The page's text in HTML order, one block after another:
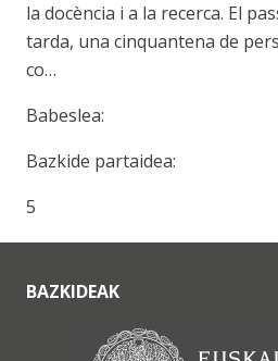
la docència i a la recerca. El
tarda, una cinquantena de
co…
Babeslea:
Bazkide partaidea:
5
BAZKIDEAK